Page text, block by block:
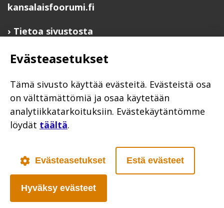
kansalaisfoorumi.fi
Tietoa sivustosta
Ilmoita järjestösi järjestöhakemistoon
Järjestötietäjä-testi
Anna palautetta
Saavutettavuusseloste
Evästekäytännöt
Poutapilvi web design
Evästeasetukset
Tämä sivusto käyttää evästeitä. Evästeistä osa
on välttämättömiä ja osaa käytetään
analytiikkatarkoituksiin. Evästekäytäntömme
löydät täältä.
Evästeasetukset Estä evästeet
Hyväksy evästeet